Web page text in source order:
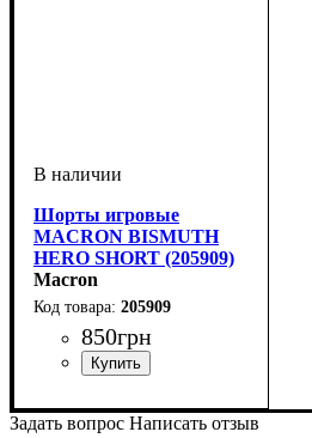
Шорты игровые
MACRON BISMUTH
HERO SHORT (205909)
Macron
205909
850грн
Задать вопрос Написать отзыв